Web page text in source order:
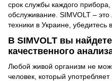
срок службы каждого
обслуживание. SIMVOLT –
техники в Украине, убедитесь
В SIMVOLT вы
качественного
Любой живой организм не
человек, который